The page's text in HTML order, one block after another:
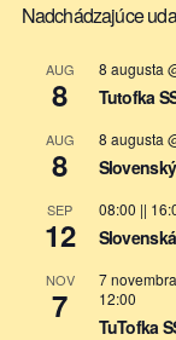
Nadchádzajúce
AUG
8
8 augusta
Tutofka
AUG
8
8 augusta
SEP
12
08:00 ||
NOV
7
7
12:00
TuTofka